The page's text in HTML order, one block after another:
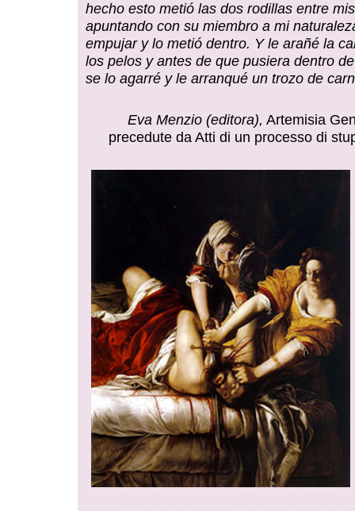
hecho esto metió las dos rodillas entre
apuntando con su miembro a mi
empujar y lo metió dentro. Y le arañé la
los pelos y antes de que pusiera dentro
se lo agarré y le arranqué un trozo de
Eva Menzio (editora),Artemisia
precedute da Atti di un processo di